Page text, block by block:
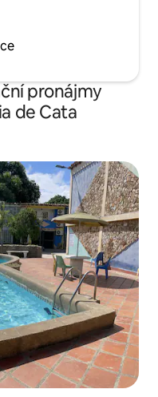
pronájmy
de Cata